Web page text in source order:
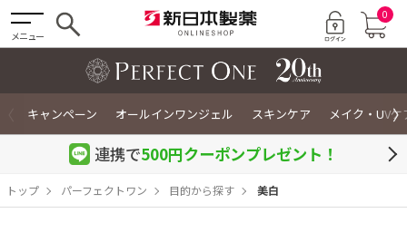
メニュー
0
キャンペーン オールインワンジェル スキンケア メイク・UVケ
〉
連携で500円クーポンプレゼント！
トップ パーフェクトワン 目的から探す 美白